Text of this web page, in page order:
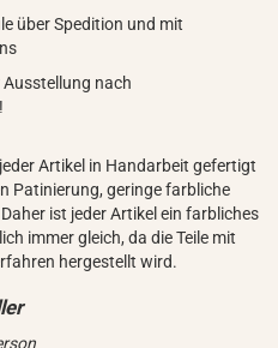
über Spedition und mit
nach
Artikel in Handarbeit gefertigt
Patinierung, geringe farbliche
ist jeder Artikel ein farbliches
immer gleich, da die Teile mit
hergestellt wird.